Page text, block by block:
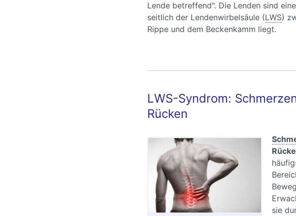
Lende betreffend". Die Lenden sind
seitlich der Lendenwirbelsäule (LWS)
Rippe und dem Beckenkamm liegt.
LWS-Syndrom:
Rücken
sie